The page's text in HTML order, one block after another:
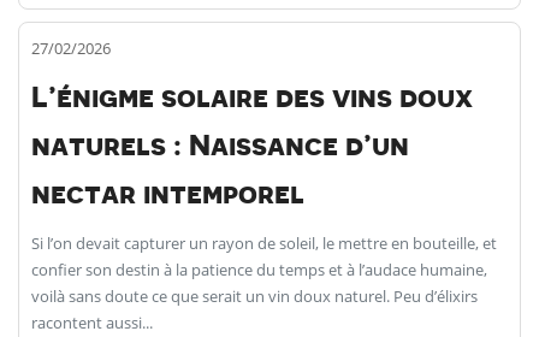
27/02/2026
L’énigme solaire des vins doux
naturels : Naissance d’un
nectar intemporel
Si l’on devait capturer un rayon de soleil, le mettre en bouteille, et
confier son destin à la patience du temps et à l’audace humaine,
voilà sans doute ce que serait un vin doux naturel. Peu d’élixirs
racontent aussi...